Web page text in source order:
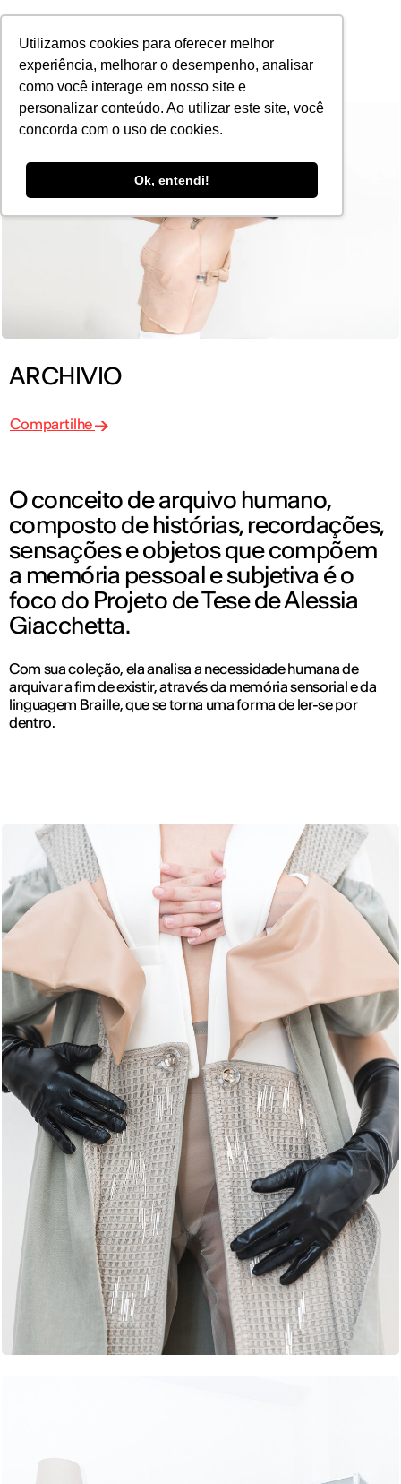
Utilizamos cookies para oferecer melhor
experiência, melhorar o desempenho, analisar
como você interage em nosso site e
personalizar conteúdo. Ao utilizar este site, você
concorda com o uso de cookies.
Ok, entendi!
POR
ARCHIVIO
Compartilhe
O conceito de arquivo humano,
composto de histórias, recordações,
sensações e objetos que compõem
a memória pessoal e subjetiva é o
foco do Projeto de Tese de Alessia
Giacchetta.
Com sua coleção, ela analisa a necessidade humana de
arquivar a fim de existir, através da memória sensorial e da
linguagem Braille, que se torna uma forma de ler-se por
dentro.